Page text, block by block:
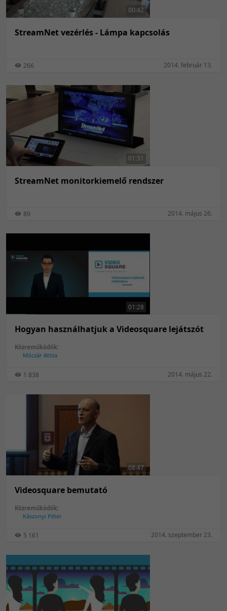
00:42
StreamNet vezérlés - Lámpa kapcsolás
266 2014. február 13.
01:31
StreamNet monitorkiemelő rendszer
89 2014. május 26.
01:28
Hogyan használhatjuk a Videosquare lejátszót
Közreműködők:
Móczár Attila
1 838 2014. május 22.
08:47
Videosquare bemutató
Közreműködők:
Kászonyi Péter
5 161 2014. szeptember 23.